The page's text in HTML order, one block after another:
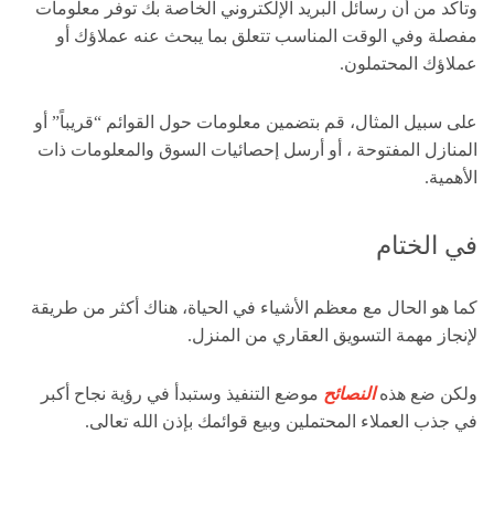
وتأكد من أن رسائل البريد الإلكتروني الخاصة بك توفر معلومات
مفصلة وفي الوقت المناسب تتعلق بما يبحث عنه عملاؤك أو
عملاؤك المحتملون.
على سبيل المثال، قم بتضمين معلومات حول القوائم “قريباً” أو
المنازل المفتوحة ، أو أرسل إحصائيات السوق والمعلومات ذات
الأهمية.
في الختام
كما هو الحال مع معظم الأشياء في الحياة، هناك أكثر من طريقة
لإنجاز مهمة التسويق العقاري من المنزل.
ولكن ضع هذهالنصائح موضع التنفيذ وستبدأ في رؤية نجاح أكبر
في جذب العملاء المحتملين وبيع قوائمك بإذن الله تعالى.